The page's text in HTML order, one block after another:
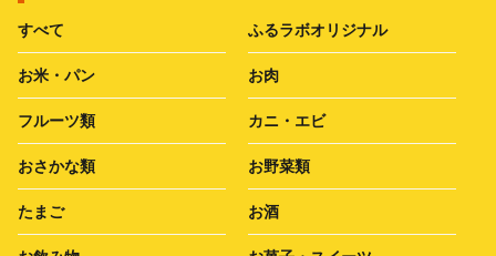
すべて ふるラボオリジナル
お米・パン お肉
フルーツ類 カニ・エビ
おさかな類 お野菜類
たまご お酒